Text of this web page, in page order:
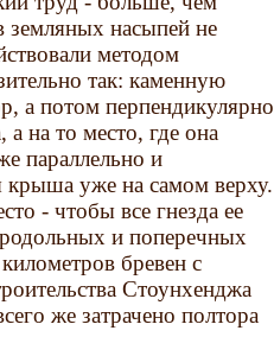
земляных насыпей не
методом
так: каменную
а потом перпендикулярно
а на то место, где она
параллельно и
крыша уже на самом верху.
- чтобы все гнезда ее
и поперечных
бревен с
Стоунхенджа
же затрачено полтора